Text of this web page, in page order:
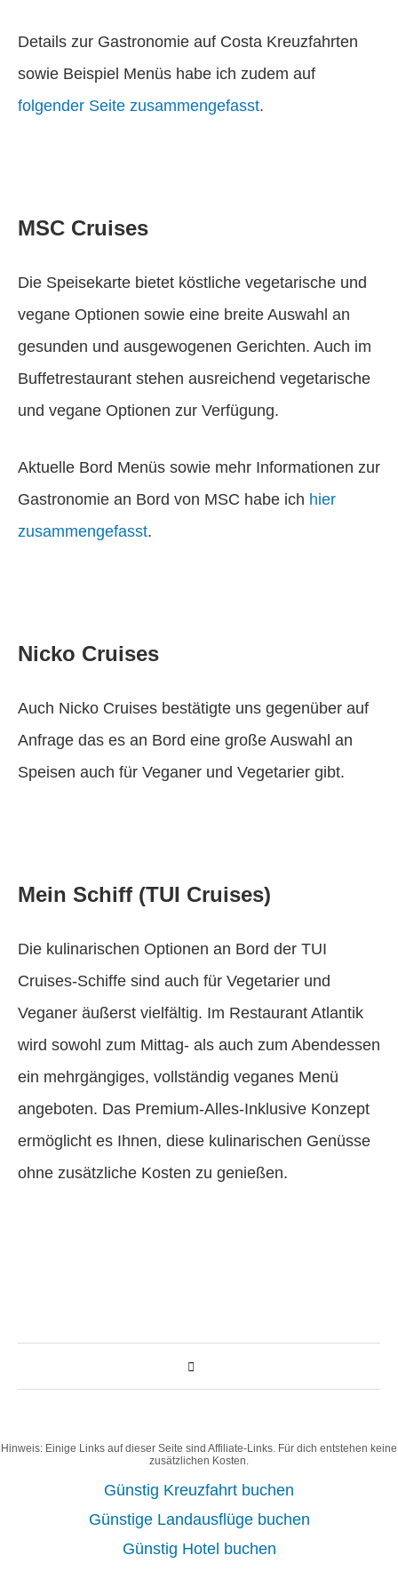
Details zur Gastronomie auf Costa Kreuzfahrten
sowie Beispiel Menüs habe ich zudem auf
folgender Seite zusammengefasst.
MSC Cruises
Die Speisekarte bietet köstliche vegetarische und
vegane Optionen sowie eine breite Auswahl an
gesunden und ausgewogenen Gerichten. Auch im
Buffetrestaurant stehen ausreichend vegetarische
und vegane Optionen zur Verfügung.
Aktuelle Bord Menüs sowie mehr Informationen zur
Gastronomie an Bord von MSC habe ich hier
zusammengefasst.
Nicko Cruises
Auch Nicko Cruises bestätigte uns gegenüber auf
Anfrage das es an Bord eine große Auswahl an
Speisen auch für Veganer und Vegetarier gibt.
Mein Schiff (TUI Cruises)
Die kulinarischen Optionen an Bord der TUI
Cruises-Schiffe sind auch für Vegetarier und
Veganer äußerst vielfältig. Im Restaurant Atlantik
wird sowohl zum Mittag- als auch zum Abendessen
ein mehrgängiges, vollständig veganes Menü
angeboten. Das Premium-Alles-Inklusive Konzept
ermöglicht es Ihnen, diese kulinarischen Genüsse
ohne zusätzliche Kosten zu genießen.
Hinweis: Einige Links auf dieser Seite sind Affiliate-Links. Für dich entstehen keine
zusätzlichen Kosten.
Günstig Kreuzfahrt buchen
Günstige Landausflüge buchen
Günstig Hotel buchen